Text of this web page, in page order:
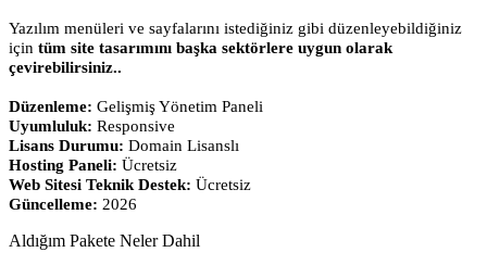
Yazılım menüleri ve sayfalarını istediğiniz gibi düzenleyebildiğiniz
için tüm site tasarımını başka sektörlere uygun olarak
çevirebilirsiniz..
Düzenleme: Gelişmiş Yönetim Paneli
Uyumluluk: Responsive
Lisans Durumu: Domain Lisanslı
Hosting Paneli: Ücretsiz
Web Sitesi Teknik Destek: Ücretsiz
Güncelleme: 2026
Aldığım Pakete Neler Dahil